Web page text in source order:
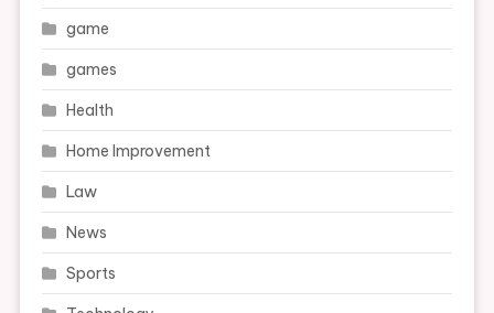
game
games
Health
Home Improvement
Law
News
Sports